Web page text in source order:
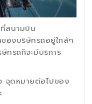
สนามบิน
องบริษัทรถอยู่ใกล้ๆ
ทรถก็จะมีบริการ
จุดหมายต่อไปของ